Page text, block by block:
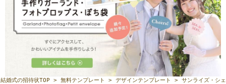
結婚式の招待状TOP > 無料テンプレート > デザインテンプレート
> サンライズ・シェ